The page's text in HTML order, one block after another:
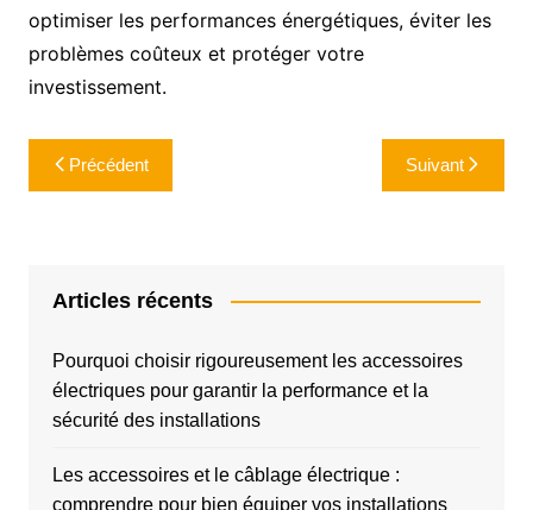
optimiser les performances énergétiques, éviter les
problèmes coûteux et protéger votre
investissement.
Navigation
de
Précédent Suivant
Articles récents
Pourquoi choisir rigoureusement les accessoires
électriques pour garantir la performance et la
sécurité des installations
Les accessoires et le câblage électrique :
comprendre pour bien équiper vos installations